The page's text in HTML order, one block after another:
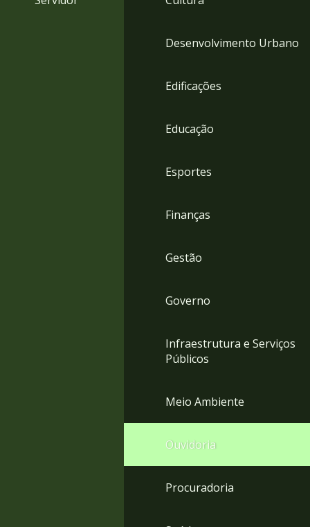
Desenvolvimento Urbano
Edificações
Educação
Esportes
Finanças
Gestão
Governo
Infraestrutura e Serviços
Públicos
Meio Ambiente
Ouvidoria
Procuradoria